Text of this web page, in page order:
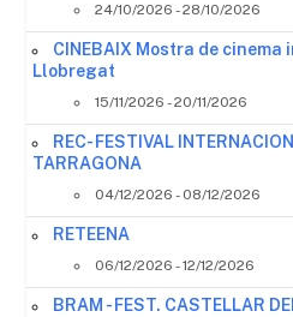
24/10/2026 - 28/10/2026
CINEBAIX Mostra de
Llobregat
15/11/2026 - 20/11/2026
REC- FESTIVAL
TARRAGONA
04/12/2026 - 08/12/2026
RETEENA
06/12/2026 - 12/12/2026
BRAM - FEST. CASTELLAR